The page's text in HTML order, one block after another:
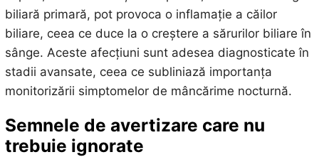
biliară primară, pot provoca o inflamație a căilor
biliare, ceea ce duce la o creștere a sărurilor biliare în
sânge. Aceste afecțiuni sunt adesea diagnosticate în
stadii avansate, ceea ce subliniază importanța
monitorizării simptomelor de mâncărime nocturnă.
Semnele de avertizare care nu
trebuie ignorate